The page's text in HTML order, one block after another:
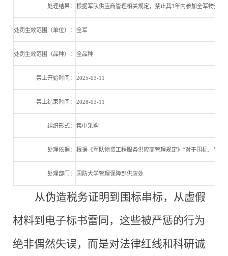
处理结果： 根据军队供应商管理相关规定，禁止其3年内参加全军物资工
处罚生效范围（单位）： 全军
处罚生效范围（品种）： 全品种
禁止开始时间： 2025-03-11
禁止结束时间： 2028-03-11
组织形式： 集中采购
处理依据： 根据《军队物资工程服务供应商管理规定》 “对于围标、串标
处理部门： 国防大学管理保障部供应处
从伪造税务证明到围标串标，从虚假
材料到电子标书雷同，这些被严惩的行为
绝非偶然失误，而是对法律红线和科研诚